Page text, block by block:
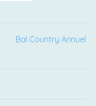
Bal Country Annuel